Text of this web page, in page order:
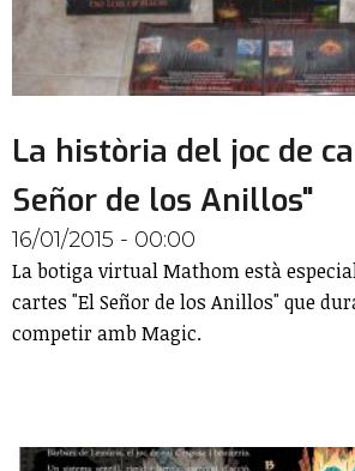
La història del joc de
Señor de los Anillos"
16/01/2015 - 00:00
La botiga virtual Mathom està
cartes "El Señor de los Anillos" que
competir amb Magic.